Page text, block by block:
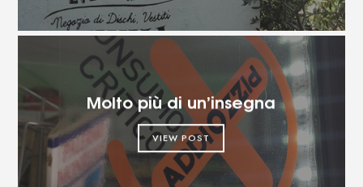
Molto più di un’insegna
VIEW POST